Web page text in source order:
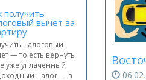
получить
вычет за
налоговый
— то есть вернуть
уже уплаченный
налог — в